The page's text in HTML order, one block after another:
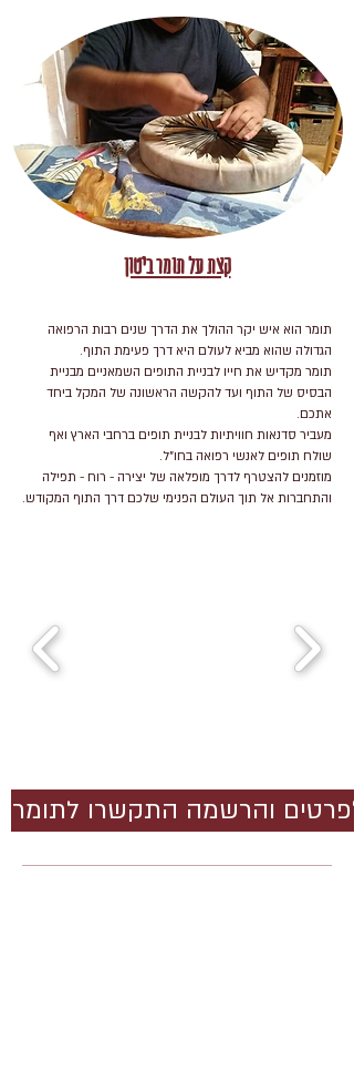
קצת על תומר ביטון
תומר הוא איש יקר ההולך את הדרך שנים רבות הרפואה
הגדולה שהוא מביא לעולם היא דרך פעימת התוף.
תומר מקדיש את חייו לבניית התופים השמאניים מבניית
הבסיס של התוף ועד להקשה הראשונה של המקל ביחד
אתכם.
מעביר סדנאות חוויתיות לבניית תופים ברחבי הארץ ואף
שולח תופים לאנשי רפואה בחו"ל.
מוזמנים להצטרף לדרך מופלאה של יצירה - רוח - תפילה
והתחברות אל תוך העולם הפנימי שלכם דרך התוף המקודש.
לפרטים והרשמה התקשרו לתומר